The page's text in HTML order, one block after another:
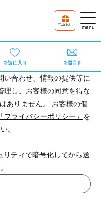
い合わせ、情報の提供等に
理し、お客様の同意を得な
ありません。 お客様の個
「プライバシーポリシー」 を
。
ティで暗号化してから送